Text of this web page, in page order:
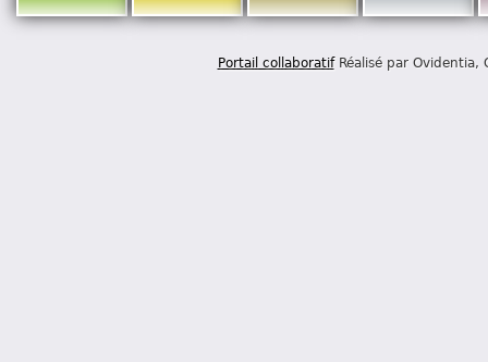
Portail collaboratifRéalisé par Ovidentia,